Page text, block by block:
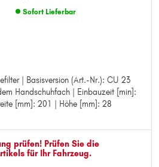
Sofort Lieferbar
| Basisversion (Art.-Nr.): CU 23
Handschuhfach | Einbauzeit [min]:
[mm]: 201 | Höhe [mm]: 28
23 019
prüfen! Prüfen Sie die
für Ihr Fahrzeug.